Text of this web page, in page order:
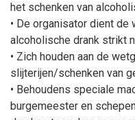
het schenken van
• De organisator dient
alcoholische drank strikt
• Zich houden aan de
slijterijen/schenken van
• Behoudens speciale
burgemeester en